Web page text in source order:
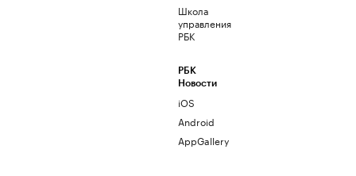
Школа
управления
РБК
РБК
Новости
iOS
Android
AppGallery